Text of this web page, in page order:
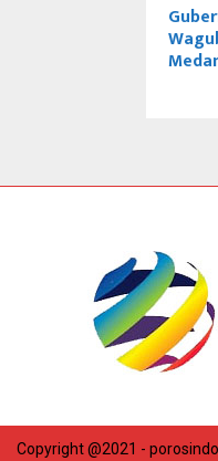
Copyright @2021 -